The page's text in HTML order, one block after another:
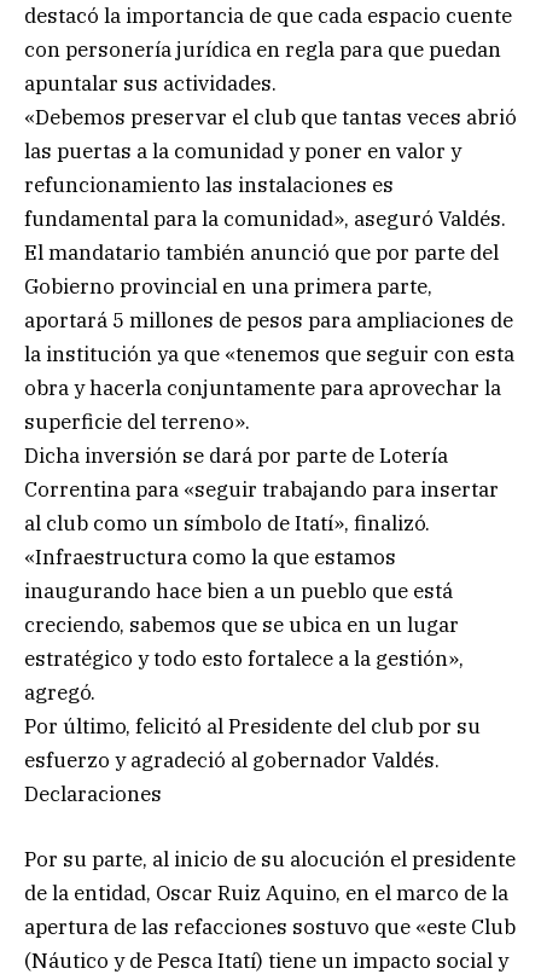
destacó la importancia de que cada espacio cuente
con personería jurídica en regla para que puedan
apuntalar sus actividades.
«Debemos preservar el club que tantas veces abrió
las puertas a la comunidad y poner en valor y
refuncionamiento las instalaciones es
fundamental para la comunidad», aseguró Valdés.
El mandatario también anunció que por parte del
Gobierno provincial en una primera parte,
aportará 5 millones de pesos para ampliaciones de
la institución ya que «tenemos que seguir con esta
obra y hacerla conjuntamente para aprovechar la
superficie del terreno».
Dicha inversión se dará por parte de Lotería
Correntina para «seguir trabajando para insertar
al club como un símbolo de Itatí», finalizó.
«Infraestructura como la que estamos
inaugurando hace bien a un pueblo que está
creciendo, sabemos que se ubica en un lugar
estratégico y todo esto fortalece a la gestión»,
agregó.
Por último, felicitó al Presidente del club por su
esfuerzo y agradeció al gobernador Valdés.
Declaraciones
Por su parte, al inicio de su alocución el presidente
de la entidad, Oscar Ruiz Aquino, en el marco de la
apertura de las refacciones sostuvo que «este Club
(Náutico y de Pesca Itatí) tiene un impacto social y